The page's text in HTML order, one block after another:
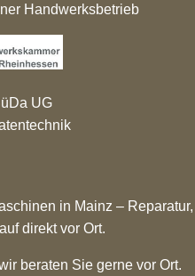
Handwerksbetrieb
UG
in Mainz – Reparatur,
direkt vor Ort.
beraten Sie gerne vor Ort.